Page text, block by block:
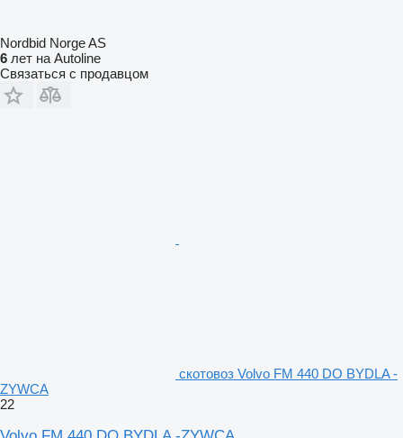
Nordbid Norge AS
6 лет на Autoline
Связаться с продавцом
скотовоз Volvo FM 440 DO BYDLA -
ZYWCA
22